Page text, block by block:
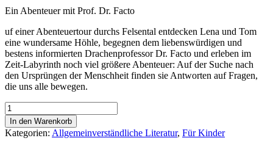
Ein Abenteuer mit Prof. Dr. Facto
uf einer Abenteuertour durchs Felsental entdecken Lena und Tom
eine wundersame Höhle, begegnen dem liebenswürdigen und
bestens informierten Drachenprofessor Dr. Facto und erleben im
Zeit-Labyrinth noch viel größere Abenteuer: Auf der Suche nach
den Ursprüngen der Menschheit finden sie Antworten auf Fragen,
die uns alle bewegen.
Das
Geheimnis
der
Urmenschen
In den Warenkorb
Kategorien: Allgemeinverständliche Literatur, Für Kinder